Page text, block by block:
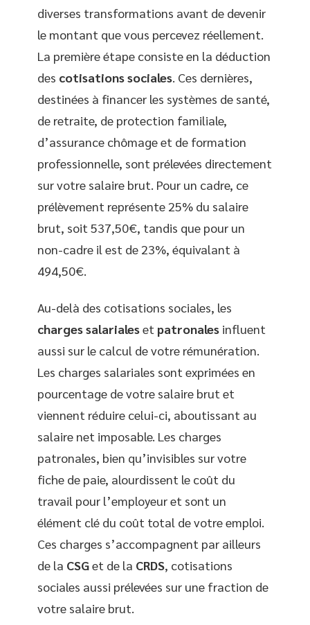
diverses transformations avant de devenir
le montant que vous percevez réellement.
La première étape consiste en la déduction
des cotisations sociales . Ces dernières,
destinées à financer les systèmes de santé,
de retraite, de protection familiale,
d’assurance chômage et de formation
professionnelle, sont prélevées directement
sur votre salaire brut. Pour un cadre, ce
prélèvement représente 25% du salaire
brut, soit 537,50€, tandis que pour un
non-cadre il est de 23%, équivalant à
494,50€.
Au-delà des cotisations sociales, les
charges salarialeset patronales influent
aussi sur le calcul de votre rémunération.
Les charges salariales sont exprimées en
pourcentage de votre salaire brut et
viennent réduire celui-ci, aboutissant au
salaire net imposable. Les charges
patronales, bien qu’invisibles sur votre
fiche de paie, alourdissent le coût du
travail pour l’employeur et sont un
élément clé du coût total de votre emploi.
Ces charges s’accompagnent par ailleurs
de la CSGet de la CRDS, cotisations
sociales aussi prélevées sur une fraction de
votre salaire brut.